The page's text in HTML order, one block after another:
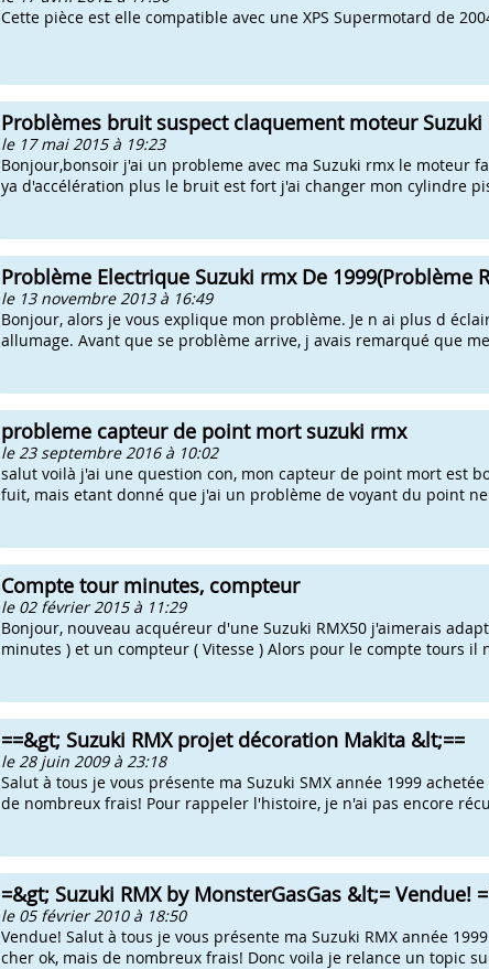
Cette pièce est elle compatible avec une XPS Supermotard de
Problèmes bruit suspect claquement moteur Suzuki
le 17 mai 2015 à 19:23
Bonjour,bonsoir j'ai un probleme avec ma Suzuki rmx le moteur
ya d'accélération plus le bruit est fort j'ai changer mon cylindre
Problème Electrique Suzuki rmx De 1999(Problème
le 13 novembre 2013 à 16:49
Bonjour, alors je vous explique mon problème. Je n ai plus d
allumage. Avant que se problème arrive, j avais remarqué que
probleme capteur de point mort suzuki rmx
le 23 septembre 2016 à 10:02
salut voilà j'ai une question con, mon capteur de point mort est
fuit, mais etant donné que j'ai un problème de voyant du point
Compte tour minutes, compteur
le 02 février 2015 à 11:29
Bonjour, nouveau acquéreur d'une Suzuki RMX50 j'aimerais
minutes ) et un compteur ( Vitesse ) Alors pour le compte tours il
==&gt; Suzuki RMX projet décoration Makita &lt;==
le 28 juin 2009 à 23:18
Salut à tous je vous présente ma Suzuki SMX année 1999
de nombreux frais! Pour rappeler l'histoire, je n'ai pas encore
=&gt; Suzuki RMX by MonsterGasGas &lt;= Vendue!
le 05 février 2010 à 18:50
Vendue! Salut à tous je vous présente ma Suzuki RMX année
cher ok, mais de nombreux frais! Donc voila je relance un topic